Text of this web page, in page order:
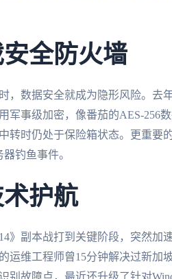
全防火墙
，数据安全就成为隐形风险。去
军事级加密，像番茄的AES-256
转时仍处于保险箱状态。更重要
钓鱼事件。
护航
》副本战打到关键阶段，突然加
运维工程师曾15分钟解决过新加